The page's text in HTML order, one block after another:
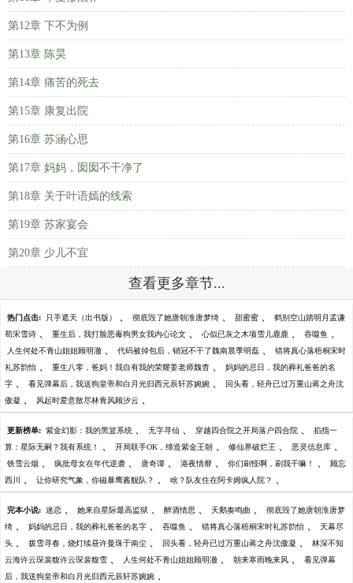
第12章 下不为例
第13章 陈昊
第14章 痛苦的死去
第15章 康复出院
第16章 苏涵心思
第17章 妈妈，囡囡不干净了
第18章 关于叶语嫣的线索
第19章 苏家宴会
第20章 少儿不宜
查看更多章节...
热门点击: 只手遮天（出书版） 、 彻底毁了她唐朝淮唐梦绮 、 甜蜜蜜 、 鹤别空山踏明月孟谦
荀宋雪诗 、 重生后，我打脸恶毒狗男女我内心论文 、 心似已灰之木项雪儿鹿鹿 、 吞噬鱼 、
人生何处不青山姐姐顾明澈 、 代码被掉包后，销冠不干了魏南晨季明磊 、 错将真心落梧桐宋时
礼苏韵怡 、 重生八零，爸妈！我自有我的荣耀姜老师魏杳 、 妈妈的忌日，我的葬礼爸爸的名
字 、 看见弹幕后，我送狗皇帝和白月光归西元辰轩苏婉婉 、 回头看，轻舟已过万重山蒋之舟沈
傲凝 、 风起时爱意散尽林青风顾汐云 、
更新榜单: 紫金幻影：我的黑篮系统 、 无字寻仙 、 穿越四合院之开局落户四合院 、 掐指一
算：星际无嗣？我有系统！ 、 开局联手OK，缔造紫金王朝 、 修仙界破烂王 、 恶灵信息库 、
铁雪云烟 、 疯批母女在年代逆袭 、 唐奇谭 、 港夜情靡 、 你们刷怪啊，刷我干嘛！ 、 顾忘
西川 、 让你研究气象，你磁暴鹰酱舰队？ 、 啥？队友住在阿卡姆疯人院？ 、
完本小说: 迷恋 、 她来自星际最高监狱 、 醉酒情思 、 天鹅奏鸣曲 、 彻底毁了她唐朝淮唐梦
绮 、 妈妈的忌日，我的葬礼爸爸的名字 、 吞噬鱼 、 错将真心落梧桐宋时礼苏韵怡 、 天幕尽
头 、 拨雪寻春，烧灯续昼许曼珠于南尘 、 回头看，轻舟已过万重山蒋之舟沈傲凝 、 林深不知
云海许云琛裴馥许云琛裴馥雪 、 人生何处不青山姐姐顾明澈 、 朝来寒雨晚来风 、 看见弹幕
后，我送狗皇帝和白月光归西元辰轩苏婉婉 、